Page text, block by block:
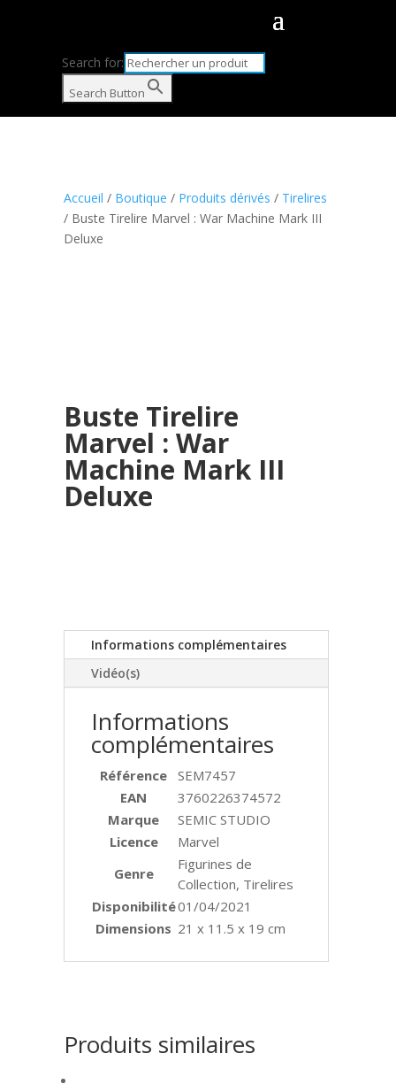
Search for:
Search Button
Accueil / Boutique / Produits dérivés / Tirelires
/ Buste Tirelire Marvel : War Machine Mark III
Deluxe
Buste Tirelire
Marvel : War
Machine Mark III
Deluxe
Informations complémentaires
Vidéo(s)
Informations
complémentaires
Référence SEM7457
EAN
3760226374572
Marque
SEMIC STUDIO
Licence
Marvel
Genre
Figurines de
Collection, Tirelires
Disponibilité01/04/2021
Dimensions 21 x 11.5 x 19 cm
Produits similaires